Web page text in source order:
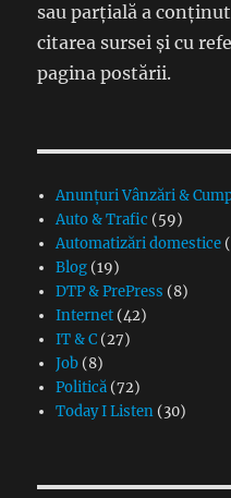
sau parțială a
citarea sursei și cu
pagina postării.
Anunțuri Vânzări &
Auto & Trafic (59)
Automatizări domestice
Blog(19)
DTP & PrePress (8)
Internet(42)
IT & C(27)
Job(8)
Politică(72)
Today I Listen(30)